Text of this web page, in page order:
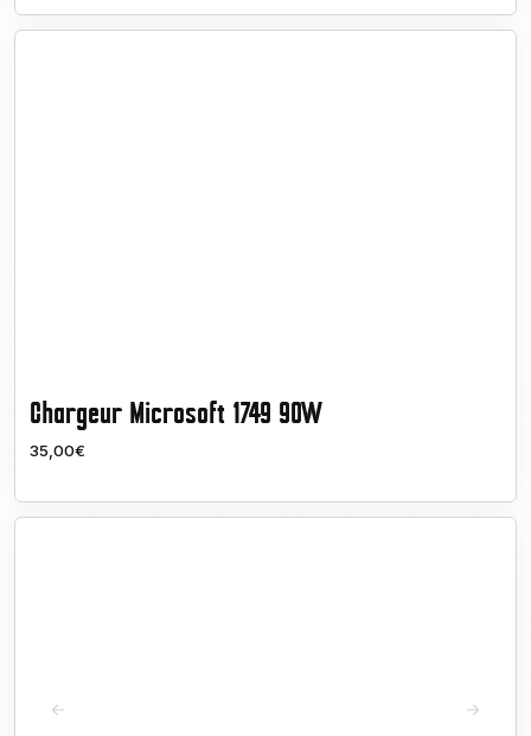
Chargeur Microsoft 1749 90W
35,00€